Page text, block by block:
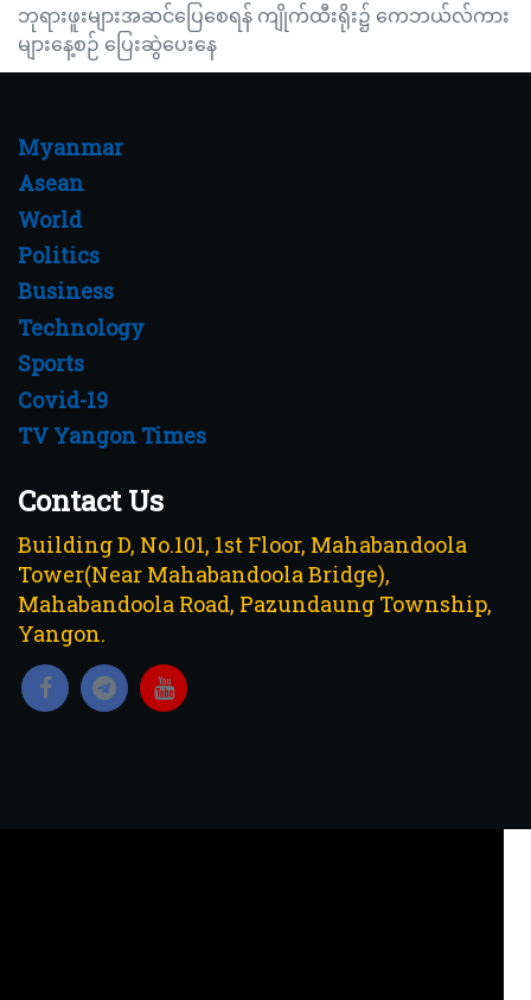
ဘုရားဖူးများအဆင်ပြေစေရန် ကျိုက်ထီးရိုး၌ ကေဘယ်လ်ကား
များနေ့စဉ် ပြေးဆွဲပေးနေ
Myanmar
Asean
World
Politics
Business
Technology
Sports
Covid-19
TV Yangon Times
Contact Us
Building D, No.101, 1st Floor, Mahabandoola
Tower(Near Mahabandoola Bridge),
Mahabandoola Road, Pazundaung Township,
Yangon.